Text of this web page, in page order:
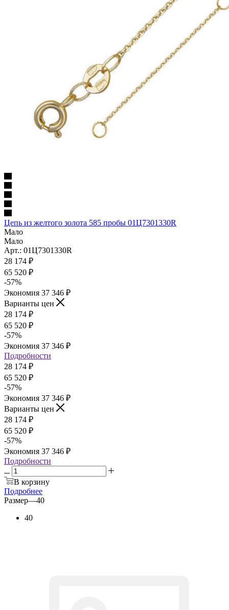
Цепь из желтого золота 585 пробы 01Ц7301330R
Мало
Мало
Арт.: 01Ц7301330R
28 174 ₽
65 520 ₽
-57%
Экономия 37 346 ₽
Варианты цен
28 174 ₽
65 520 ₽
-57%
Экономия 37 346 ₽
Подробности
28 174 ₽
65 520 ₽
-57%
Экономия 37 346 ₽
Варианты цен
28 174 ₽
65 520 ₽
-57%
Экономия 37 346 ₽
Подробности
В корзину
Подробнее
Размер—40
40